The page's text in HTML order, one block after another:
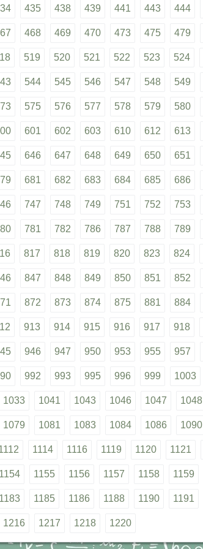
435 438 439 441 443 444
468 469 470 473 475 479
519 520 521 522 523 524
544 545 546 547 548 549
575 576 577 578 579 580
601 602 603 610 612 613
646 647 648 649 650 651
681 682 683 684 685 686
747 748 749 751 752 753
781 782 786 787 788 789
817 818 819 820 823 824
847 848 849 850 851 852
872 873 874 875 881 884
913 914 915 916 917 918
946 947 950 953 955 957
992 993 995 996 999 1003
1033 1041 1043 1046 1047 1048
1079 1081 1083 1084 1086 1090
1114 1116 1119 1120 1121
1155 1156 1157 1158 1159
1185 1186 1188 1190 1191
1216 1217 1218 1220